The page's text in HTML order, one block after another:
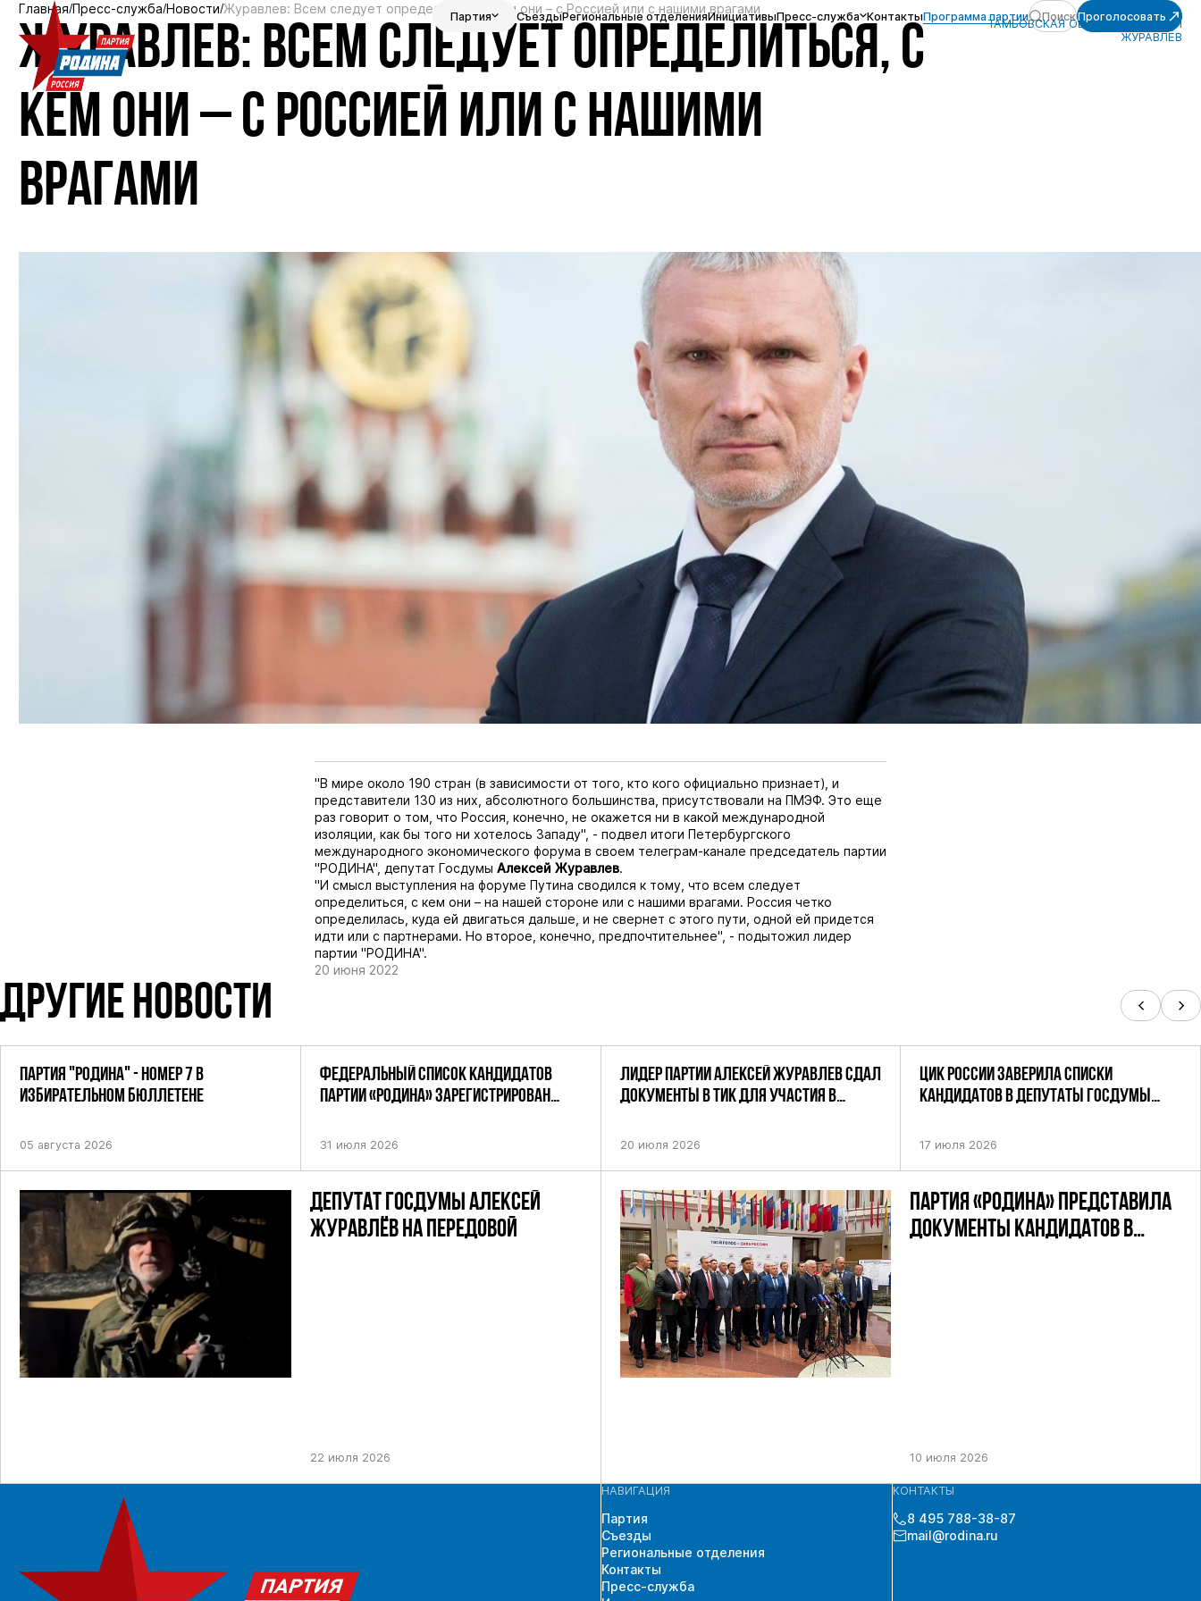
Партия СъездыРегиональные отделенияИнициативыПресс-служба КонтактыПрограмма партии ПоискПроголосовать
Главная Пресс-служба Новости Журавлев: Всем следует определиться, с кем они – с Россией или с нашими врагами
ЖУРАВЛЕВ: ВСЕМ СЛЕДУЕТ ОПРЕДЕЛИТЬСЯ, С
КЕМ ОНИ – С РОССИЕЙ ИЛИ С НАШИМИ
ВРАГАМИ
ТАМБОВСКАЯ ОБЛАСТЬ, АЛЕКСЕЙ
ЖУРАВЛЁВ
"В мире около 190 стран (в зависимости от того, кто кого официально признает), и
представители 130 из них, абсолютного большинства, присутствовали на ПМЭФ. Это еще
раз говорит о том, что Россия, конечно, не окажется ни в какой международной
изоляции, как бы того ни хотелось Западу", - подвел итоги Петербургского
международного экономического форума в своем телеграм-канале председатель партии
"РОДИНА", депутат Госдумы Алексей Журавлев.
"И смысл выступления на форуме Путина сводился к тому, что всем следует
определиться, с кем они – на нашей стороне или с нашими врагами. Россия четко
определилась, куда ей двигаться дальше, и не свернет с этого пути, одной ей придется
идти или с партнерами. Но второе, конечно, предпочтительнее", - подытожил лидер
партии "РОДИНА".
20 июня 2022
ДРУГИЕ НОВОСТИ
ПАРТИЯ "РОДИНА" - НОМЕР 7 В
ИЗБИРАТЕЛЬНОМ БЮЛЛЕТЕНЕ
05 августа 2026
ФЕДЕРАЛЬНЫЙ СПИСОК КАНДИДАТОВ
ПАРТИИ «РОДИНА» ЗАРЕГИСТРИРОВАН
31 июля 2026
ДЕПУТАТ ГОСДУМЫ АЛЕКСЕЙ
ЖУРАВЛЁВ НА ПЕРЕДОВОЙ
22 июля 2026
ЛИДЕР ПАРТИИ АЛЕКСЕЙ ЖУРАВЛЕВ СДАЛ
ДОКУМЕНТЫ В ТИК ДЛЯ УЧАСТИЯ В
ПО НЕФТЕКАМСКОМУ ОДНОМАНДАТНОМУ
20 июля 2026
ЦИК РОССИИ ЗАВЕРИЛА СПИСКИ
КАНДИДАТОВ В ДЕПУТАТЫ ГОСДУМЫ
17 июля 2026
ПАРТИЯ «РОДИНА» ПРЕДСТАВИЛА
ДОКУМЕНТЫ КАНДИДАТОВ В
10 июля 2026
НАВИГАЦИЯ
Партия
Съезды
Региональные отделения
Контакты
Пресс-служба
КОНТАКТЫ
8 495 788-38-87
mail@rodina.ru